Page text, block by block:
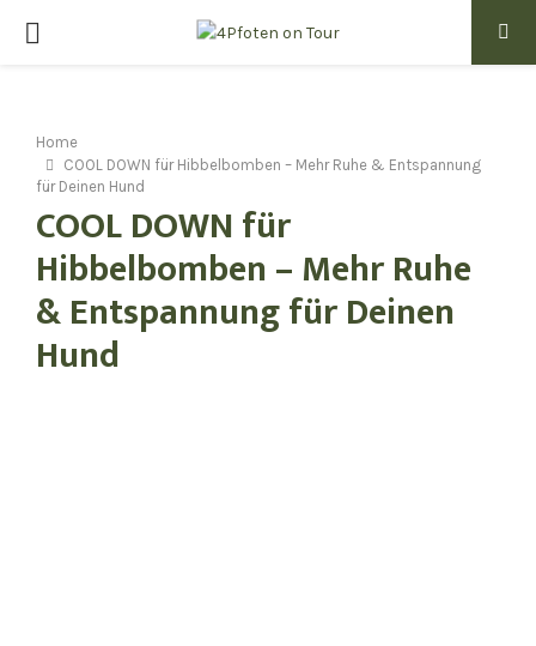
PRIMARY
Home
COOL DOWN für Hibbelbomben – Mehr Ruhe & Entspannung
für Deinen Hund
COOL DOWN für
Hibbelbomben – Mehr Ruhe
& Entspannung für Deinen
Hund